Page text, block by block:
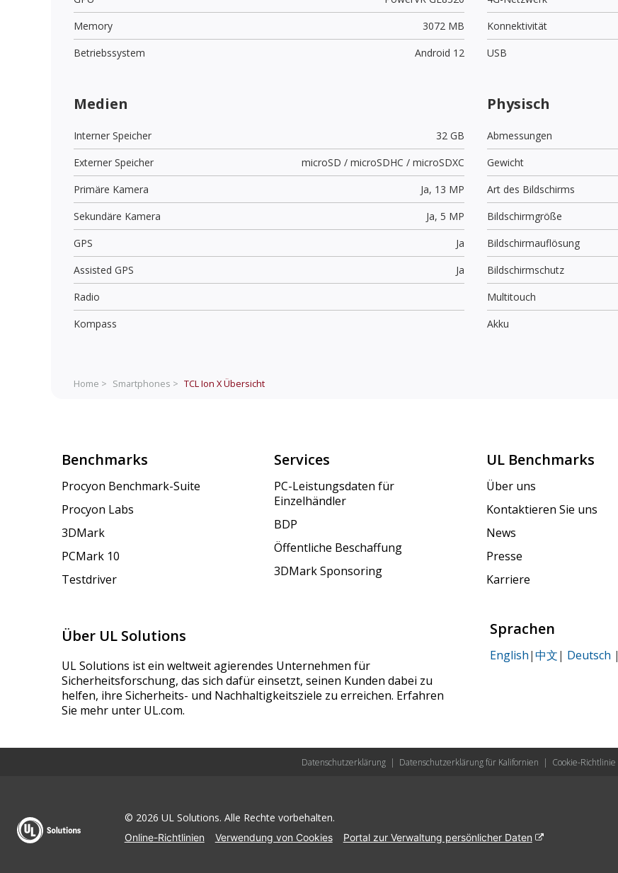
Memory
3072 MB
Betriebssystem
Android 12
Konnektivität
USB
Medien
Interner Speicher
32 GB
Externer Speicher
microSD / microSDHC / microSDXC
Primäre Kamera
Ja, 13 MP
Sekundäre Kamera
Ja, 5 MP
GPS
Ja
Assisted GPS
Ja
Radio
Kompass
Physisch
Abmessungen
Gewicht
Art des Bildschirms
Bildschirmgröße
Bildschirmauflösung
Bildschirmschutz
Multitouch
Akku
Home > Smartphones > TCL Ion XÜbersicht
Benchmarks
Procyon Benchmark-Suite
Procyon Labs
3DMark
PCMark 10
Testdriver
Services
PC-Leistungsdaten für
Einzelhändler
BDP
Öffentliche Beschaffung
3DMark Sponsoring
UL Benchmarks
Über uns
Kontaktieren Sie uns
News
Presse
Karriere
Über UL Solutions
UL Solutions ist ein weltweit agierendes Unternehmen für
Sicherheitsforschung, das sich dafür einsetzt, seinen Kunden dabei zu
helfen, ihre Sicherheits- und Nachhaltigkeitsziele zu erreichen. Erfahren
Sie mehr unter UL.com.
Sprachen
English|中文| Deutsch |
Datenschutzerklärung | Datenschutzerklärung für Kalifornien | Cookie-Richtlinie
© 2026 UL Solutions. Alle Rechte vorbehalten.
Online-Richtlinien Verwendung von Cookies Portal zur Verwaltung persönlicher Daten